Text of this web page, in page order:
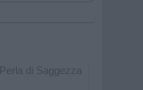
Perla di Saggezza